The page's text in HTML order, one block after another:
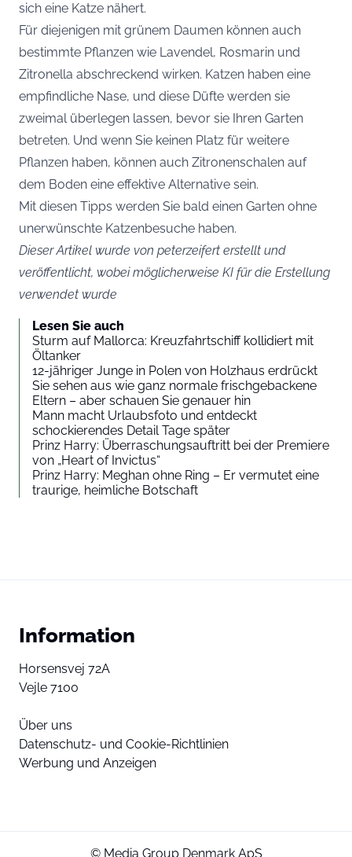
sich eine Katze nähert.
Für diejenigen mit grünem Daumen können auch
bestimmte Pflanzen wie Lavendel, Rosmarin und
Zitronella abschreckend wirken. Katzen haben eine
empfindliche Nase, und diese Düfte werden sie
zweimal überlegen lassen, bevor sie Ihren Garten
betreten. Und wenn Sie keinen Platz für weitere
Pflanzen haben, können auch Zitronenschalen auf
dem Boden eine effektive Alternative sein.
Mit diesen Tipps werden Sie bald einen Garten ohne
unerwünschte Katzenbesuche haben.
Dieser Artikel wurde von peterzeifert erstellt und
veröffentlicht, wobei möglicherweise KI für die Erstellung
verwendet wurde
Lesen Sie auch
Sturm auf Mallorca: Kreuzfahrtschiff kollidiert mit
Öltanker
12-jähriger Junge in Polen von Holzhaus erdrückt
Sie sehen aus wie ganz normale frischgebackene
Eltern – aber schauen Sie genauer hin
Mann macht Urlaubsfoto und entdeckt
schockierendes Detail Tage später
Prinz Harry: Überraschungsauftritt bei der Premiere
von „Heart of Invictus“
Prinz Harry: Meghan ohne Ring – Er vermutet eine
traurige, heimliche Botschaft
Information
Horsensvej 72A
Vejle 7100
Über uns
Datenschutz- und Cookie-Richtlinien
Werbung und Anzeigen
© Media Group Denmark ApS